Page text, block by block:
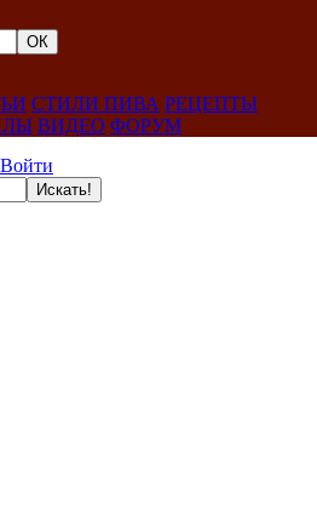
Войти
СТИЛИ ПИВА РЕЦЕПТЫ
ВИДЕО ФОРУМ